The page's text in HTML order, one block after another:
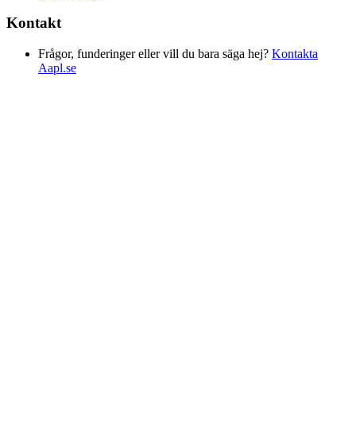
Kontakt
Frågor, funderinger eller vill du bara säga hej? Kontakta
Aapl.se